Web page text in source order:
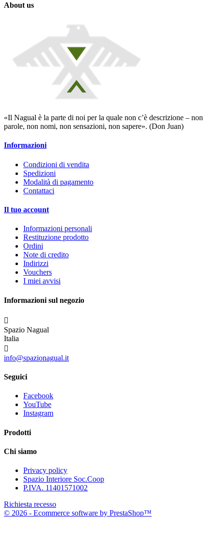
About us
«Il Nagual è la parte di noi per la quale non c’è descrizione – non
parole, non nomi, non sensazioni, non sapere». (Don Juan)
Informazioni
Condizioni di vendita
Spedizioni
Modalità di pagamento
Contattaci
Il tuo account
Informazioni personali
Restituzione prodotto
Ordini
Note di credito
Indirizzi
Vouchers
I miei avvisi
Informazioni sul negozio

Spazio Nagual
Italia

info@spazionagual.it
Seguici
Facebook
YouTube
Instagram
Prodotti
Chi siamo
Privacy policy
Spazio Interiore Soc.Coop
P.IVA. 11401571002
Richiesta recesso
© 2026 - Ecommerce software by PrestaShop™